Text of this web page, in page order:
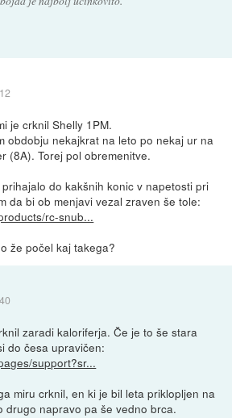
je crknil Shelly 1PM.
obdobju nekajkrat na leto po nekaj ur na
(8A). Torej pol obremenitve.
do kakšnih konic v napetosti pri
da bi ob menjavi vezal zraven še tole:
rc-snub...
že počel kaj takega?
zaradi kaloriferja. Če je to še stara
do česa upravičen:
support?sr...
miru crknil, en ki je bil leta priklopljen na
drugo napravo pa še vedno brca.